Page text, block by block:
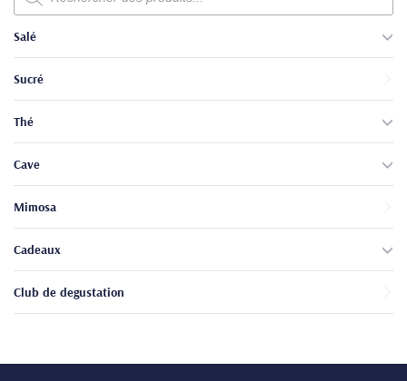
produits
Salé
Sucré
Thé
Cave
Mimosa
Cadeaux
Club de degustation